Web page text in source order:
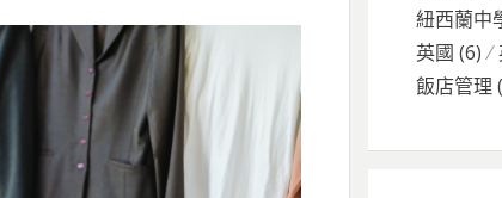
紐西蘭中
英國 (6)
飯店管理